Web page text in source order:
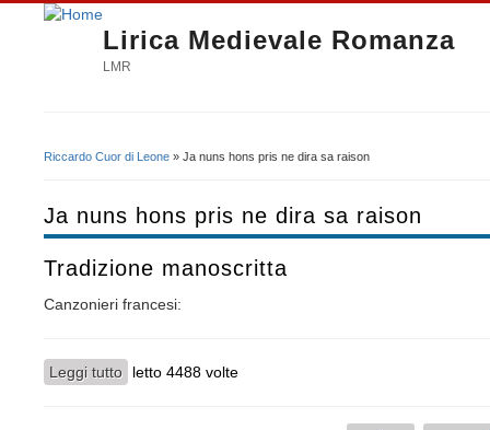
Lirica Medievale Romanza
LMR
Riccardo Cuor di Leone » Ja nuns hons pris ne dira sa raison
Ja nuns hons pris ne dira sa raison
Tradizione manoscritta
Canzonieri francesi:
Leggi tutto su Tradizione manoscritta
letto 4488 volte